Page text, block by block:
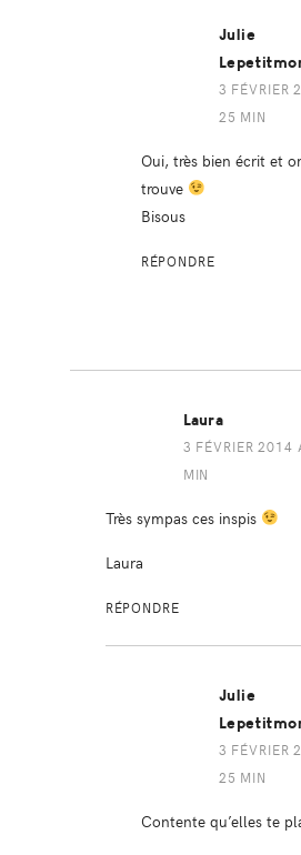
Julie
3 FÉVRIER
25 MIN
Oui, très bien écrit et
trouve
Bisous
RÉPONDRE
Laura
3 FÉVRIER 2014
MIN
Très sympas ces inspis
Laura
RÉPONDRE
Julie
3 FÉVRIER
25 MIN
Contente qu’elles te